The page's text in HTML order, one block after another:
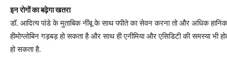
इन रोगों का बढ़ेगा खतरा
डॉ. आदित्य पांडे के मुताबिक नींबू के साथ पपीते का सेवन करना तो और अधिक
हीमोग्लोबिन गड़बड़ हो सकता है और साथ ही एनीमिया और एसिडिटी की समस्या
हो सकता है.